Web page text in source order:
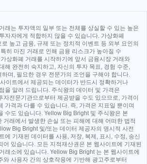
래는 투자액의 일부 또는 전체를 상실할 수 있는 높은
자자에게 적합하지 않을 수 있습니다. 가상화폐
높고 금융, 규제 또는 정치적 이벤트 등 외부 요인의
히 마진 거래로 인해 금융 리스크가 높아질 수
상화폐 거래를 시작하기에 앞서 금융시장 거래와
해 완전히 숙지하고, 자신의 투자 목표, 경험 수준,
며, 필요한 경우 전문가의 조언을 구해야 합니다.
이트에서 제공되는 데이터가 반드시 정확하거나
을 알려 드립니다. 주식왕의 데이터 및 가격은
자전문기관으로부터 제공받을 수도 있으므로, 가격이
가격과 다를 수 있습니다. 즉, 가격은 지표일 뿐이며
수도 있습니다. Yellow Big Bright 및 주식왕은 본
거래에서 발생한 손실 또는 피해에 대해 어떠한 법적
Big Bright 및/또는 데이터 제공자의 명시적 사전
에 기재된 데이터를 사용, 저장, 복제, 표시, 수정, 송신
어 있습니다. 모든 지적재산권은 본 웹사이트에 기재된
래소에 있습니다. Yellow Big Bright 는 본 웹사이트에
와 사용자 간의 상호작용에 기반해 광고주로부터